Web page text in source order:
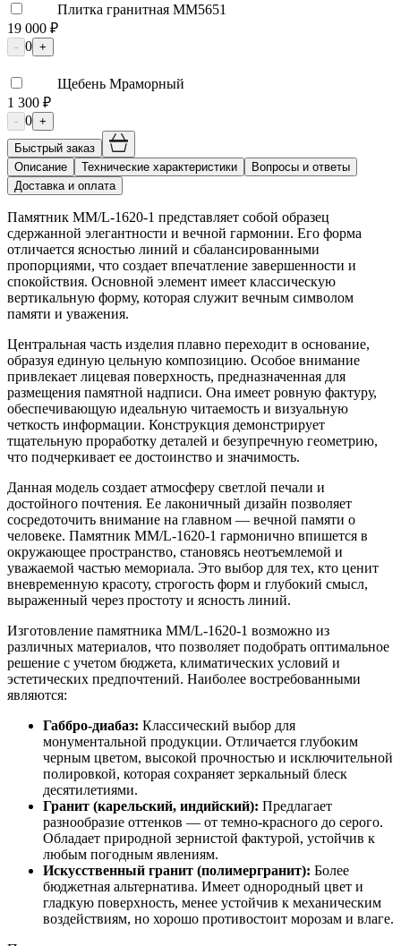
Плитка гранитная ММ5651
19 000 ₽
- 0 +
Щебень Мраморный
1 300 ₽
- 0 +
Быстрый заказ
Описание
Технические характеристики
Вопросы и ответы
Доставка и оплата
Памятник ММ/L-1620-1 представляет собой образец
сдержанной элегантности и вечной гармонии. Его форма
отличается ясностью линий и сбалансированными
пропорциями, что создает впечатление завершенности и
спокойствия. Основной элемент имеет классическую
вертикальную форму, которая служит вечным символом
памяти и уважения.
Центральная часть изделия плавно переходит в основание,
образуя единую цельную композицию. Особое внимание
привлекает лицевая поверхность, предназначенная для
размещения памятной надписи. Она имеет ровную фактуру,
обеспечивающую идеальную читаемость и визуальную
четкость информации. Конструкция демонстрирует
тщательную проработку деталей и безупречную геометрию,
что подчеркивает ее достоинство и значимость.
Данная модель создает атмосферу светлой печали и
достойного почтения. Ее лаконичный дизайн позволяет
сосредоточить внимание на главном — вечной памяти о
человеке. Памятник ММ/L-1620-1 гармонично впишется в
окружающее пространство, становясь неотъемлемой и
уважаемой частью мемориала. Это выбор для тех, кто ценит
вневременную красоту, строгость форм и глубокий смысл,
выраженный через простоту и ясность линий.
Изготовление памятника ММ/L-1620-1 возможно из
различных материалов, что позволяет подобрать оптимальное
решение с учетом бюджета, климатических условий и
эстетических предпочтений. Наиболее востребованными
являются:
Габбро-диабаз: Классический выбор для
монументальной продукции. Отличается глубоким
черным цветом, высокой прочностью и исключительной
полировкой, которая сохраняет зеркальный блеск
десятилетиями.
Гранит (карельский, индийский): Предлагает
разнообразие оттенков — от темно-красного до серого.
Обладает природной зернистой фактурой, устойчив к
любым погодным явлениям.
Искусственный гранит (полимергранит): Более
бюджетная альтернатива. Имеет однородный цвет и
гладкую поверхность, менее устойчив к механическим
воздействиям, но хорошо противостоит морозам и влаге.